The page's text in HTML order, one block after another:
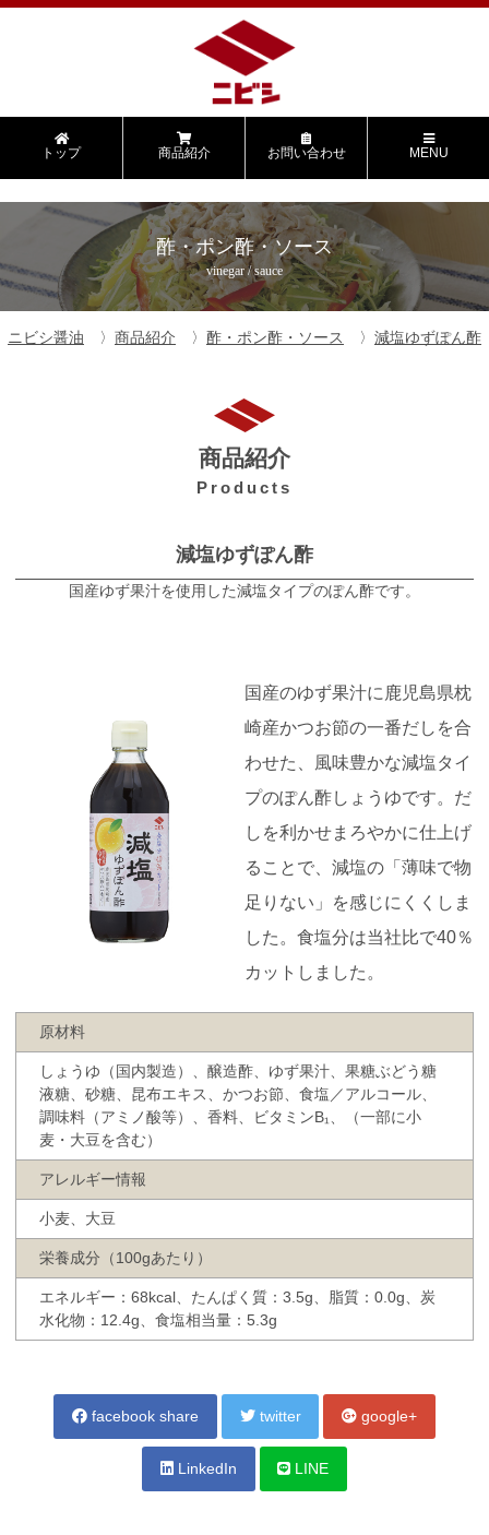
トップ 商品紹介 お問い合わせ MENU
酢・ポン酢・ソース
vinegar / sauce
ニビシ醤油 商品紹介 酢・ポン酢・ソース 減塩ゆずぽん酢
商品紹介
Products
減塩ゆずぽん酢
国産ゆず果汁を使用した減塩タイプのぽん酢です。
国産のゆず果汁に鹿児島県枕
崎産かつお節の一番だしを合
わせた、風味豊かな減塩タイ
プのぽん酢しょうゆです。だ
しを利かせまろやかに仕上げ
ることで、減塩の「薄味で物
足りない」を感じにくくしま
した。食塩分は当社比で40％
カットしました。
原材料
しょうゆ（国内製造）、醸造酢、ゆず果汁、果糖ぶどう糖
液糖、砂糖、昆布エキス、かつお節、食塩／アルコール、
調味料（アミノ酸等）、香料、ビタミンB₁、（一部に小
麦・大豆を含む）
アレルギー情報
小麦、大豆
栄養成分（100gあたり）
エネルギー：68kcal、たんぱく質：3.5g、脂質：0.0g、炭
水化物：12.4g、食塩相当量：5.3g
facebook share twitter google+
LinkedIn LINE